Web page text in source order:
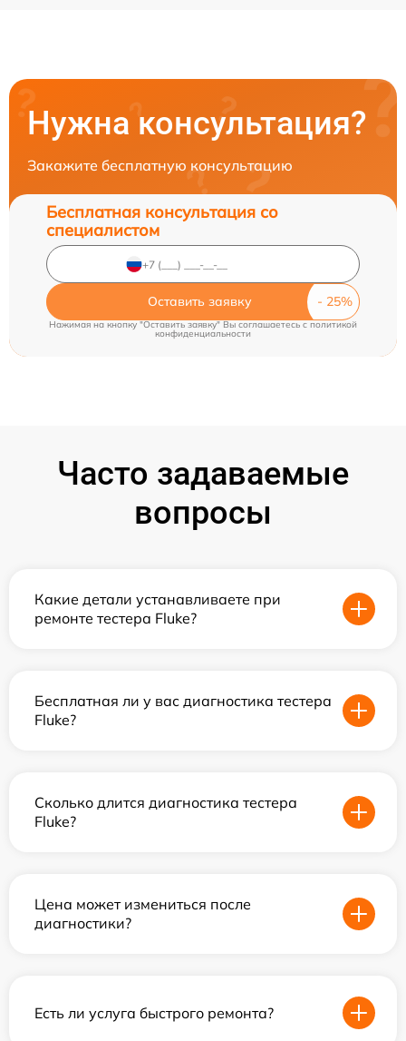
Нужна консультация?
Закажите бесплатную консультацию
Бесплатная консультация со
специалистом
Оставить заявку
Нажимая на кнопку "Оставить заявку" Вы соглашаетесь cполитикой
конфиденциальности
Часто задаваемые
вопросы
Какие детали устанавливаете при
ремонте тестера Fluke?
Бесплатная ли у вас диагностика тестера
Fluke?
Сколько длится диагностика тестера
Fluke?
Цена может измениться после
диагностики?
Есть ли услуга быстрого ремонта?